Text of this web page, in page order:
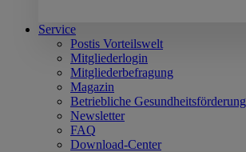
Service
Postis Vorteilswelt
Mitgliederlogin
Mitgliederbefragung
Magazin
Betriebliche Gesundheitsförderung
Newsletter
FAQ
Download-Center